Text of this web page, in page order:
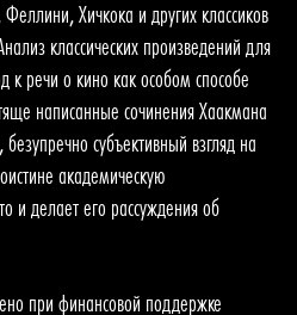
Хичкока и других классиков
классических произведений для
речи о кино как особом способе
написанные сочинения Хаакмана
субъективный взгляд на
академическую
и делает его рассуждения об
при финансовой поддержке